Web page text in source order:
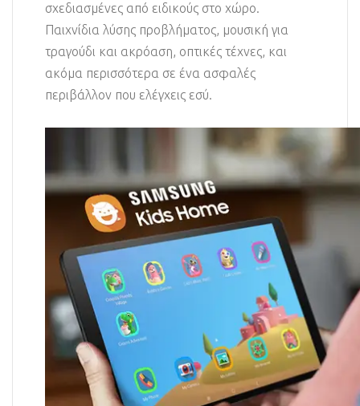
σχεδιασμένες από ειδικούς στο χώρο.
Παιχνίδια λύσης προβλήματος, μουσική για
τραγούδι και ακρόαση, οπτικές τέχνες, και
ακόμα περισσότερα σε ένα ασφαλές
περιβάλλον που ελέγχεις εσύ.